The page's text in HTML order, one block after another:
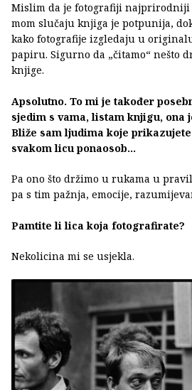
Mislim da je fotografiji najprirodniji
mom slučaju knjiga je potpunija,
kako fotografije izgledaju u
papiru. Sigurno da „čitamo“ nešto
knjige.
Apsolutno. To mi je također
sjedim s vama, listam knjigu, ona
Bliže sam ljudima koje
svakom licu ponaosob...
Pa ono što držimo u rukama u
pa s tim pažnja, emocije,
Pamtite li lica koja fotografirate?
Nekolicina mi se usjekla.